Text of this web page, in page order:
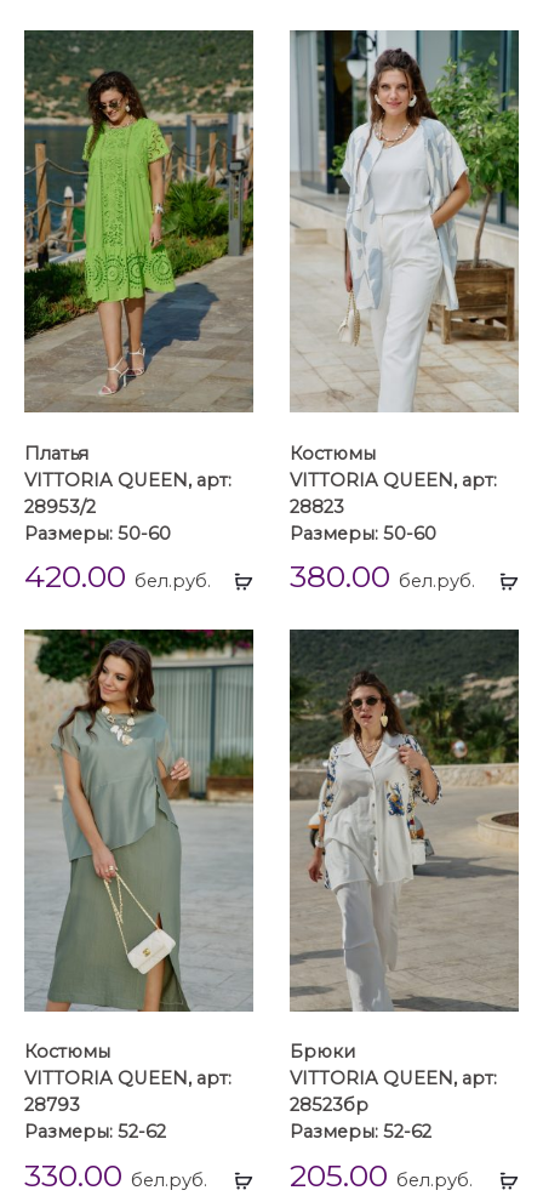
Выбрать
Платья
VITTORIA QUEEN, арт:
28953/2
Размеры: 50-60
420.00 бел.руб.
Костюмы
VITTORIA QUEEN, арт:
28823
Размеры: 50-60
380.00 бел.руб.
Выбрать
Костюмы
VITTORIA QUEEN, арт:
28793
Размеры: 52-62
330.00 бел.руб.
Брюки
VITTORIA QUEEN, арт:
28523бр
Размеры: 52-62
205.00 бел.руб.